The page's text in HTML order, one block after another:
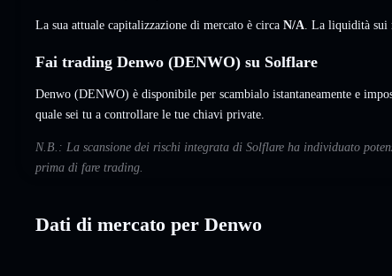
La sua attuale capitalizzazione di mercato è circa N/A . La liquidità
Fai trading Denwo (DENWO) su Solflare
Denwo (DENWO) è disponibile per scambialo istantaneamente e
quale sei tu a controllare le tue chiavi private.
N.B.: La scansione dei rischi integrata di Solflare ha individuato
prima di fare trading.
Dati di mercato per Denwo